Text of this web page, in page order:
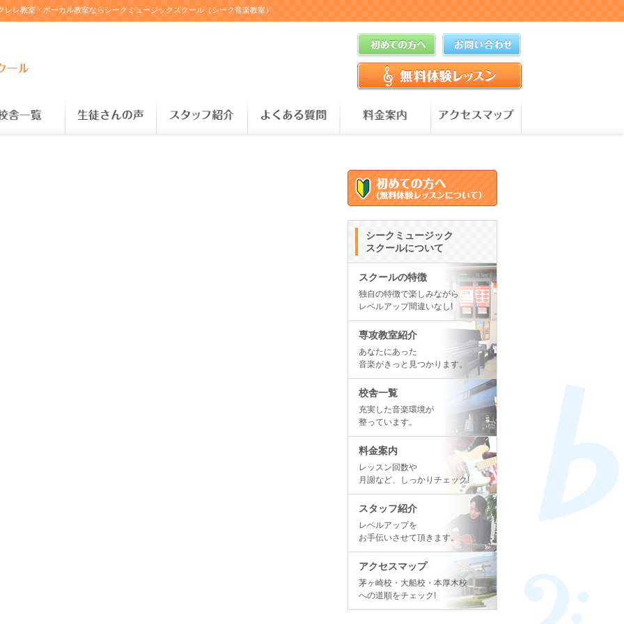
レ教室・ボーカル教室ならシークミュージックスクール（シーク音楽教室）
シークミュージック
スクールについて
スクールの特徴
独自の特徴で楽しみながら
レベルアップ間違いなし!
専攻教室紹介
あなたにあった
音楽がきっと見つかります。
校舎一覧
充実した音楽環境が
整っています。
料金案内
レッスン回数や
月謝など、しっかりチェック!
スタッフ紹介
レベルアップを
お手伝いさせて頂きます。
アクセスマップ
茅ヶ崎校・大船校・本厚木校
への道順をチェック!